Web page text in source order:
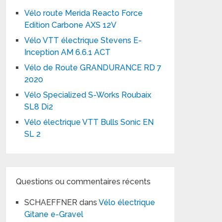
Vélo route Merida Reacto Force
Edition Carbone AXS 12V
Vélo VTT électrique Stevens E-
Inception AM 6.6.1 ACT
Vélo de Route GRANDURANCE RD 7
2020
Vélo Specialized S-Works Roubaix
SL8 Di2
Vélo électrique VTT Bulls Sonic EN
SL 2
Questions ou commentaires récents
SCHAEFFNER dansVélo électrique
Gitane e-Gravel